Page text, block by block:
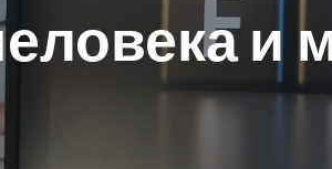
и